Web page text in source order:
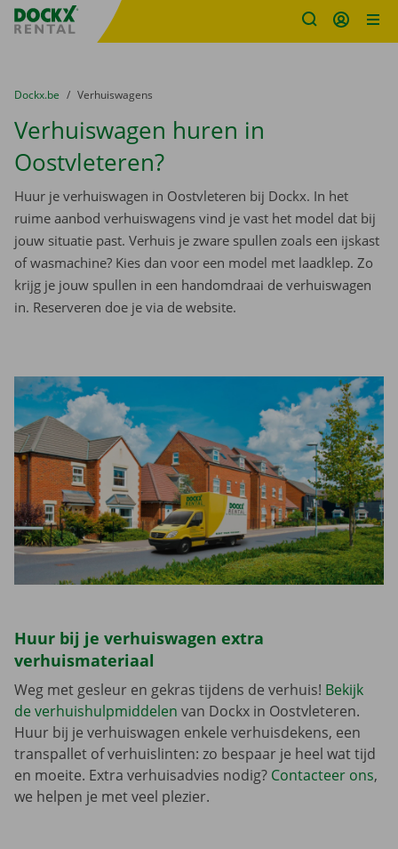
Fratello DEMO
U bevindt zich hier:
van
Dockx.be naar
Verhuiswagens
Verhuiswagen huren in
Oostvleteren?
Huur je verhuiswagen in Oostvleteren bij Dockx. In het
ruime aanbod verhuiswagens vind je vast het model dat bij
jouw situatie past. Verhuis je zware spullen zoals een ijskast
of wasmachine? Kies dan voor een model met laadklep. Zo
krijg je jouw spullen in een handomdraai de verhuiswagen
in. Reserveren doe je via de website.
Huur bij je verhuiswagen extra
verhuismateriaal
Weg met gesleur en gekras tijdens de verhuis! Bekijk
de verhuishulpmiddelen van Dockx in Oostvleteren.
Huur bij je verhuiswagen enkele verhuisdekens, een
transpallet of verhuislinten: zo bespaar je heel wat tijd
en moeite. Extra verhuisadvies nodig? Contacteer ons,
we helpen je met veel plezier.